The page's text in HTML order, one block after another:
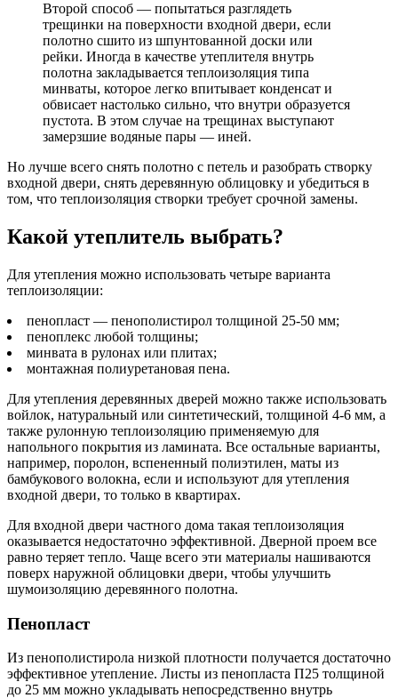
Второй способ — попытаться разглядеть
трещинки на поверхности входной двери, если
полотно сшито из шпунтованной доски или
рейки. Иногда в качестве утеплителя внутрь
полотна закладывается теплоизоляция типа
минваты, которое легко впитывает конденсат и
обвисает настолько сильно, что внутри образуется
пустота. В этом случае на трещинах выступают
замерзшие водяные пары — иней.
Но лучше всего снять полотно с петель и разобрать створку
входной двери, снять деревянную облицовку и убедиться в
том, что теплоизоляция створки требует срочной замены.
Какой утеплитель выбрать?
Для утепления можно использовать четыре варианта
теплоизоляции:
пенопласт — пенополистирол толщиной 25-50 мм;
пеноплекс любой толщины;
минвата в рулонах или плитах;
монтажная полиуретановая пена.
Для утепления деревянных дверей можно также использовать
войлок, натуральный или синтетический, толщиной 4-6 мм, а
также рулонную теплоизоляцию применяемую для
напольного покрытия из ламината. Все остальные варианты,
например, поролон, вспененный полиэтилен, маты из
бамбукового волокна, если и используют для утепления
входной двери, то только в квартирах.
Для входной двери частного дома такая теплоизоляция
оказывается недостаточно эффективной. Дверной проем все
равно теряет тепло. Чаще всего эти материалы нашиваются
поверх наружной облицовки двери, чтобы улучшить
шумоизоляцию деревянного полотна.
Пенопласт
Из пенополистирола низкой плотности получается достаточно
эффективное утепление. Листы из пенопласта П25 толщиной
до 25 мм можно укладывать непосредственно внутрь